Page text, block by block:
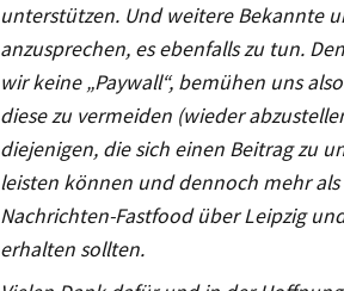
unterstützen. Und weitere Bekannte
anzusprechen, es ebenfalls zu tun.
wir keine „Paywall“, bemühen uns
diese zu vermeiden (wieder
diejenigen, die sich einen Beitrag zu
leisten können und dennoch mehr als
Nachrichten-Fastfood über Leipzig
erhalten sollten.